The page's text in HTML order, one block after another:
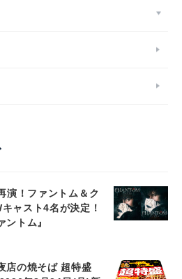
演！ファントム＆ク
ャスト4名が決定！
ントム』
店の焼そば 超特盛